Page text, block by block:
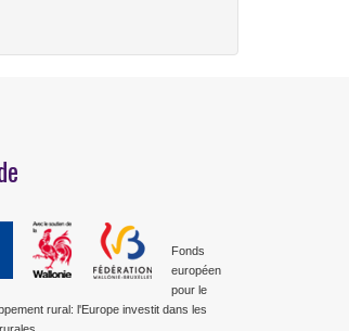
Fonds
européen
pour le
rural: l'Europe investit dans les